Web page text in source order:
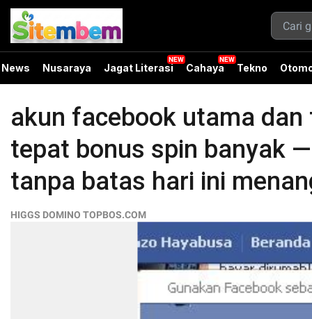
News Nusaraya Jagat Literasi Cahaya Tekno
akun facebook utama
tepat bonus spin banyak —
tanpa batas hari ini
HIGGS DOMINO TOPBOS.COM